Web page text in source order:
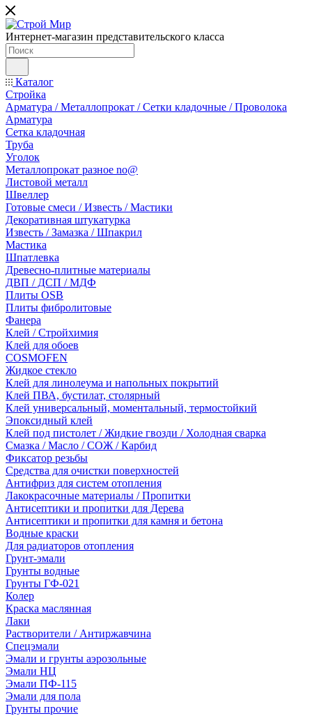
Интернет-магазин представительского класса
Каталог
Стройка
Арматура / Металлопрокат / Сетки кладочные / Проволока
Арматура
Сетка кладочная
Труба
Уголок
Металлопрокат разное no@
Листовой металл
Швеллер
Готовые смеси / Известь / Мастики
Декоративная штукатурка
Известь / Замазка / Шпакрил
Мастика
Шпатлевка
Древесно-плитные материалы
ДВП / ДСП / МДФ
Плиты OSB
Плиты фибролитовые
Фанера
Клей / Стройхимия
Клей для обоев
COSMOFEN
Жидкое стекло
Клей для линолеума и напольных покрытий
Клей ПВА, бустилат, столярный
Клей универсальный, моментальный, термостойкий
Эпоксидный клей
Клей под пистолет / Жидкие гвозди / Холодная сварка
Смазка / Масло / СОЖ / Карбид
Фиксатор резьбы
Средства для очистки поверхностей
Антифриз для систем отопления
Лакокрасочные материалы / Пропитки
Антисептики и пропитки для Дерева
Антисептики и пропитки для камня и бетона
Водные краски
Для радиаторов отопления
Грунт-эмали
Грунты водные
Грунты ГФ-021
Колер
Краска маслянная
Лаки
Растворители / Антиржавчина
Спецэмали
Эмали и грунты аэрозольные
Эмали НЦ
Эмали ПФ-115
Эмали для пола
Грунты прочие